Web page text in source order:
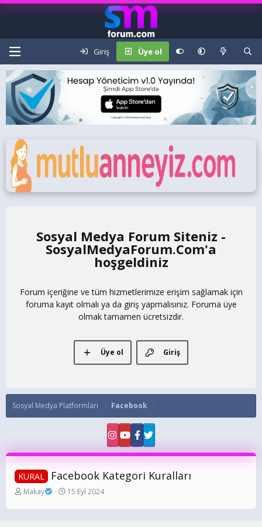
Giriş Üye ol
Sosyal Medya Forum Siteniz -
SosyalMedyaForum.Com
Forum içeriğine ve tüm hizmetlerimize erişim sağlamak için
foruma kayıt olmalı ya da giriş yapmalısınız. Foruma üye
olmak tamamen ücretsizdir.
Giriş
Üye ol
Sosyal Medya Platformları Facebook
KURAL Facebook Kategori Kuralları
K
n
Makay
B
ş
15 Eyl 2024